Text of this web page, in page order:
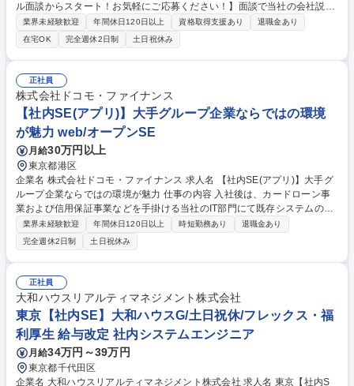
ル面談からスタート！お気軽にご応募ください！】面談で当社の会社説明
やご経験のキャリアをヒアリングしながら、当社への理解を深めていただ
きます。少しでもご興味があればご応募ください！ ■当社の強みである最
先端の技術力を習得していただき「モバイル」「オートモーティブ」「Io
T/DX」という3つの事業領域で、ITエンジニアとしてお客様へ感動を与え
るモノづくりやサービスの開発をお任せします。■ご本人の携わりたい事
業・身に着けたいスキルなどの希望を考慮のうえ、今までのご経験・適性
を加味して一緒に配属先を決定します。ご自身のやりたいことをお聞かせ
ください！ 募集職種 【大阪】ITエンジニア（オープンポジション）★カ
ジュアル面談からスタート
業界未経験歓迎 年間休日120日以上 資格取得支援あり
退職金あり
在宅OK
完全週休2日制 土日祝休み
正社員
株式会社ドコモ・ファイナンス
【社内SE(アプリ)】大手グループ企業ならではの環境
が魅力 web/オープンSE
月給30万円以上
東京都港区
企業名 株式会社ドコモ・ファイナンス 求人名 【社内SE(アプリ)】大手グ
ループ企業ならではの環境が魅力 仕事の内容 入社後は、カードローン事
業および信用保証事業などを手掛ける当社のIT部門にて既存システムの改
善要望や、新しい商品やサービスの仕組みをシステムにて実現する業務を
お任せします。 ・経営層や業務部門からのシステム要請に対するコンサル
ティング業務やシステム企画の立案・システム企画に基づくプロジェクト
計画およびプロマネジメント・システム開発保守における/設計/プログラ
ミング/テスト/データ移行・アプリケーションシステムに対するセキュリ
ティー対応・システム維持のための定例作業/障害対応/監査対応等・シス
テム予算の計画と実行管理※設計以下の工程については協力会社へ任せる
想定です。 募集職種 【社内SE(アプリ)】大手グループ企業ならではの環
境が魅力
業界未経験歓迎 年間休日120日以上 時短勤務あり
退職金あり
完全週休2日制
土日祝休み
正社員
大和ハウスリアルティマネジメント株式会社
東京【社内SE】大和ハウスG/土日祝休/フレックス・福
利厚生 給与改定 社内システムエンジニア
月給34万円～39万円
東京都千代田区
企業名 大和ハウスリアルティマネジメント株式会社 求人名 東京【社内S